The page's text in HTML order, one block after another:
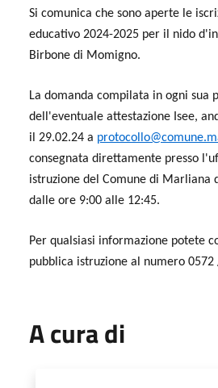
Si comunica che sono aperte le
educativo 2024-2025 per il nido
Birbone di Momigno.
La domanda compilata in ogni sua
dell'eventuale attestazione Isee,
il 29.02.24 a
consegnata direttamente presso
istruzione del Comune di Marliana
dalle ore 9:00 alle 12:45.
Per qualsiasi informazione potete
pubblica istruzione al numero 0572
A cura di